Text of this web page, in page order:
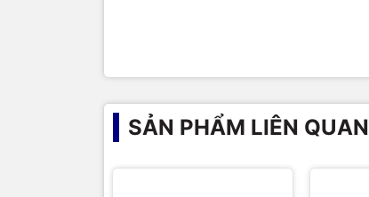
SẢN PHẨM LIÊN QUAN